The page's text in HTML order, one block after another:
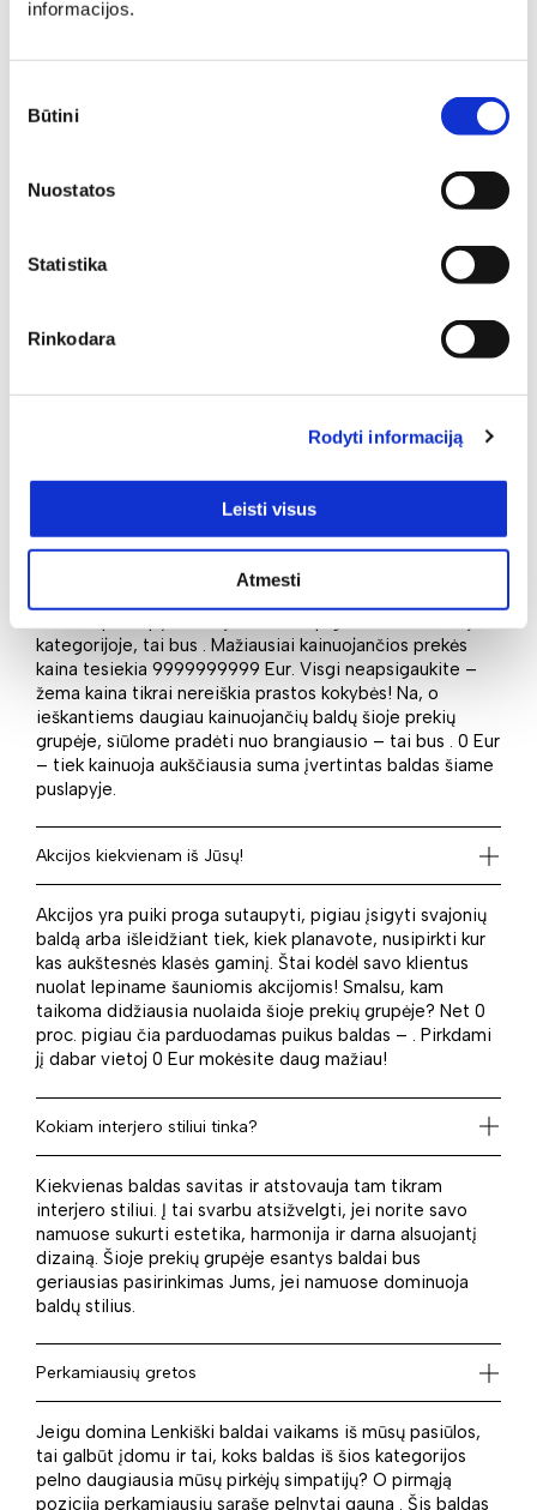
informacijos.
pasirinkimas
Būtini
Nuostatos
Statistika
Rinkodara
Rodyti informaciją
Leisti visus
Atmesti
Minkšti baldai yra vienas svarbiausių interjero elementų,
Jei Jus domina funkcionalūs, patvarūs, puikiai atrodantys
bei, žinoma, aukštos kokybės baldai, tai Lenkiški baldai
asortimentą ir neabejojame, jog atrasite tai, kas tobulai
savo charakteristika ir / ar išorės dizainu.
Kaina: nuo pigiausių iki brangiausių
Ne paslaptis, jog pirkėjai turi skirtingą perkamąją galią:
kategorijoje, tai bus . Mažiausiai kainuojančios prekės
kaina tesiekia 9999999999 Eur. Visgi neapsigaukite –
žema kaina tikrai nereiškia prastos kokybės! Na, o
ieškantiems daugiau kainuojančių baldų šioje prekių
grupėje, siūlome pradėti nuo brangiausio – tai bus . 0 Eur
– tiek kainuoja aukščiausia suma įvertintas baldas šiame
puslapyje.
Akcijos kiekvienam iš Jūsų!
Akcijos yra puiki proga sutaupyti, pigiau įsigyti svajonių
baldą arba išleidžiant tiek, kiek planavote, nusipirkti kur
kas aukštesnės klasės gaminį. Štai kodėl savo klientus
nuolat lepiname šauniomis akcijomis! Smalsu, kam
taikoma didžiausia nuolaida šioje prekių grupėje? Net 0
proc. pigiau čia parduodamas puikus baldas – . Pirkdami
jį dabar vietoj 0 Eur mokėsite daug mažiau!
Kokiam interjero stiliui tinka?
Kiekvienas baldas savitas ir atstovauja tam tikram
interjero stiliui. Į tai svarbu atsižvelgti, jei norite savo
namuose sukurti estetika, harmonija ir darna alsuojantį
dizainą. Šioje prekių grupėje esantys baldai bus
geriausias pasirinkimas Jums, jei namuose dominuoja
baldų stilius.
Perkamiausių gretos
Jeigu domina Lenkiški baldai vaikams iš mūsų pasiūlos,
tai galbūt įdomu ir tai, koks baldas iš šios kategorijos
pelno daugiausia mūsų pirkėjų simpatijų? O pirmąją
poziciją perkamiausių sąraše pelnytai gauna . Šis baldas